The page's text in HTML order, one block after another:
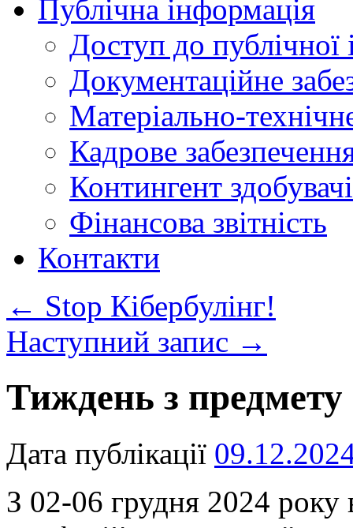
Публічна інформація
Доступ до публічної
Документаційне
Матеріально-
Кадрове
Контингент
Фінансова звітність
Контакти
← Stop Кібербулінг!
Наступний запис →
Тиждень з
Дата публікації
З 02-06 грудня 2024